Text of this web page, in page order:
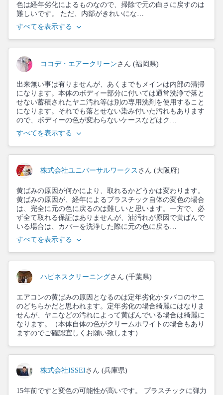
色は経年劣化によるものなので、掃除で元の白さに戻すのは
難しいです。 ただ、内部がきれいにな…
すべてを表示する
ココデ・エアークリーン さん (福岡県)
出来無い事は有りませんが、あくまでもメインは内部の清掃
になります。本体のボディー部分に付いては通常洗浄で落と
せない蓄積されたヤニ汚れ等は別の専用洗剤を使用すること
になります。それでも落とせない染み付いた汚れもあります
ので、ボディーの色が変わらないケースなどはク…
すべてを表示する
株式会社ユニバーサルワークス さん (大阪府)
黄ばみの原因が何かにより、取れるかどうかは変わります。
黄ばみの原因が、経年によるプラスチック自体の変色の場合
は、完全に元の色に戻るのは難しいと思います。一方で、必
ず全て取れる保証はありませんが、油汚れが原因で黄ばんで
いる場合は、カバーを洗浄した際に元の色に戻る…
すべてを表示する
ハピネスクリーニングさん (千葉県)
エアコンの黄ばみの原因となるのは定年劣化かタバコのヤニ
のどちらかだと思われます。定年劣化の場合綺麗にはなりま
せんが、ヤニなどの汚れによって黄ばんでいる場合は綺麗に
なります。（本体自体の色がクリームホワイトの場合もあり
ますのでご確認宜しくお願い致します）
株式会社ISSEI さん (兵庫県)
15年前ですと変色の可能性が高いです。 プラスチックに弾力